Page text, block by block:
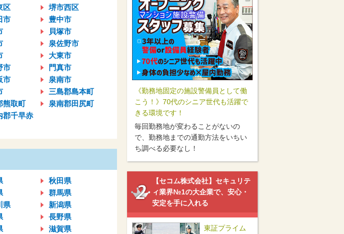
区
堺市西区
市
豊中市
貝塚市
泉佐野市
大東市
市
門真市
市
泉南市
三島郡島本町
熊取町
泉南郡田尻町
郡千早赤
秋田県
群馬県
県
新潟県
長野県
滋賀県
《勤務地固定の施設警備員として働
こう！》70代のシニア世代も活躍で
きる環境です！
毎回勤務地が変わることがないの
で、勤務地までの通勤方法をいちい
ち調べる必要なし！
【セコム株式会社】セキュリテ
ィ業界№1の大企業で、安心・
安定を手に入れる
東証プライム